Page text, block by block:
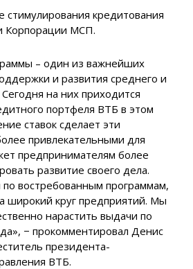
стимулирования кредитования
МСП.
– один из важнейших
и развития среднего и
на них приходится
портфеля ВТБ в этом
ставок сделает эти
привлекательными для
предпринимателям более
развитие своего дела.
востребованным программам,
широкий круг предприятий. Мы
нарастить выдачи по
− прокомментировал Денис
президента-
ВТБ.